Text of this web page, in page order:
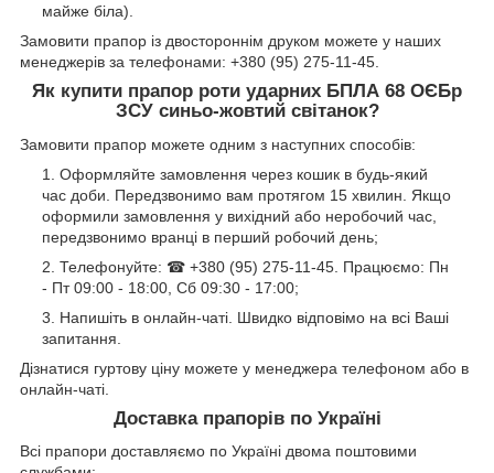
майже біла).
Замовити прапор із двостороннім друком можете у наших
менеджерів за телефонами: +380 (95) 275-11-45.
Як купити прапор роти ударних БПЛА 68 ОЄБр
ЗСУ синьо-жовтий світанок?
Замовити прапор можете одним з наступних способів:
Оформляйте замовлення через кошик в будь-який
час доби. Передзвонимо вам протягом 15 хвилин. Якщо
оформили замовлення у вихідний або неробочий час,
передзвонимо вранці в перший робочий день;
Телефонуйте: ☎ +380 (95) 275-11-45. Працюємо: Пн
- Пт 09:00 - 18:00, Сб 09:30 - 17:00;
Напишіть в онлайн-чаті. Швидко відповімо на всі Ваші
запитання.
Дізнатися гуртову ціну можете у менеджера телефоном або в
онлайн-чаті.
Доставка прапорів по Україні
Всі прапори доставляємо по Україні двома поштовими